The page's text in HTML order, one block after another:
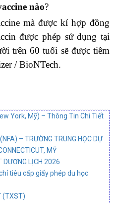
nào?
mà được kí hợp đồng
được phép sử dụng tại
trên 60 tuổi sẽ được tiêm
/ BioNTech.
York, Mỹ) – Thông Tin Chi Tiết
– TRƯỜNG TRUNG HỌC DỰ
MỸ
DƯƠNG LỊCH 2026
tiêu cấp giấy phép du học
(TXST)